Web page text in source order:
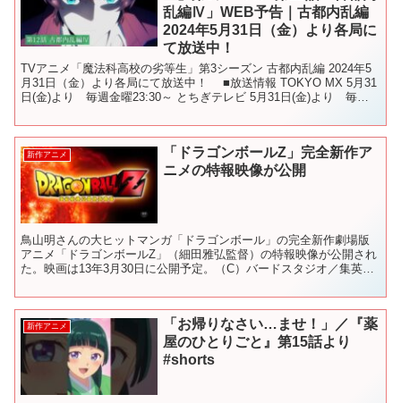
乱編Ⅳ」WEB予告｜古都内乱編
2024年5月31日（金）より各局に
て放送中！
TVアニメ「魔法科高校の劣等生」第3シーズン 古都内乱編 2024年5
月31日（金）より各局にて放送中！ ■放送情報 TOKYO MX 5月31
日(金)より 毎週金曜23:30～ とちぎテレビ 5月31日(金)より 毎週
新作アニメ
「ドラゴンボールZ」完全新作ア
ニメの特報映像が公開
鳥山明さんの大ヒットマンガ「ドラゴンボール」の完全新作劇場版
アニメ「ドラゴンボールZ」（細田雅弘監督）の特報映像が公開され
た。映画は13年3月30日に公開予定。（C）バードスタジオ／集英社
新作アニメ
「お帰りなさい…ませ！」／『薬
屋のひとりごと』第15話より
#shorts